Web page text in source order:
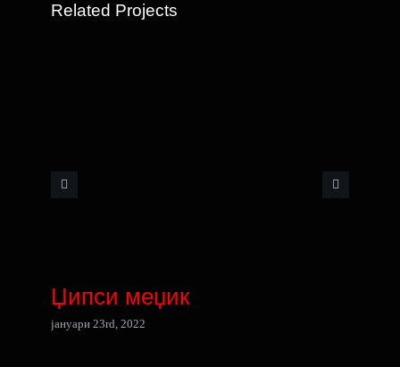
Related Projects
Џипси меџик
јануари 23rd, 2022